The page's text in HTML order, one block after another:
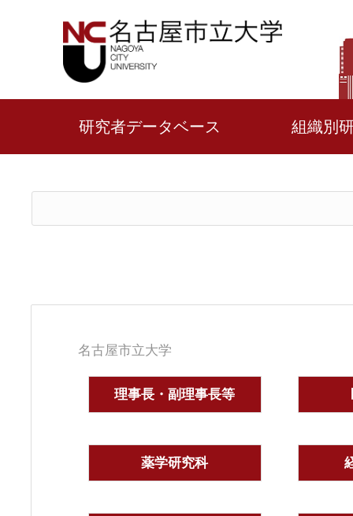
研究者データベース 組織別
名古屋市立大学
理事長・副理事長等
薬学研究科